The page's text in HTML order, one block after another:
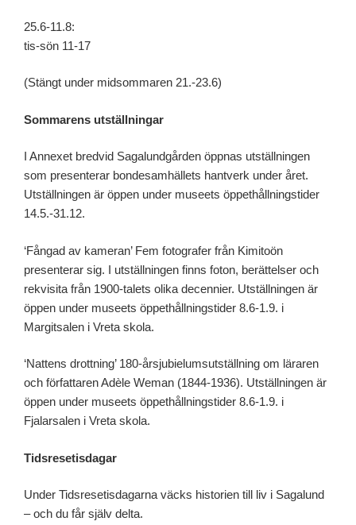
25.6-11.8:
tis-sön 11-17
(Stängt under midsommaren 21.-23.6)
Sommarens utställningar
I Annexet bredvid Sagalundgården öppnas utställningen
som presenterar bondesamhällets hantverk under året.
Utställningen är öppen under museets öppethållningstider
14.5.-31.12.
‘Fångad av kameran’ Fem fotografer från Kimitoön
presenterar sig. I utställningen finns foton, berättelser och
rekvisita från 1900-talets olika decennier. Utställningen är
öppen under museets öppethållningstider 8.6-1.9. i
Margitsalen i Vreta skola.
‘Nattens drottning’ 180-årsjubielumsutställning om läraren
och författaren Adèle Weman (1844-1936). Utställningen är
öppen under museets öppethållningstider 8.6-1.9. i
Fjalarsalen i Vreta skola.
Tidsresetisdagar
Under Tidsresetisdagarna väcks historien till liv i Sagalund
– och du får själv delta.